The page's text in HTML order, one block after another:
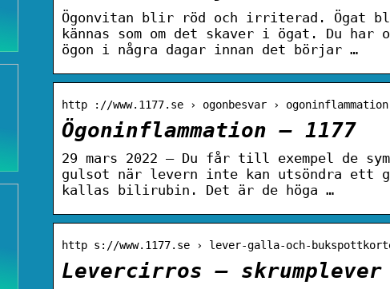
Ögonvitan blir röd och irriterad. Ögat
kännas som om det skaver i ögat. Du har
ögon i några dagar innan det börjar …
http ://www.1177.se › ogonbesvar › ogoninflammation
Ögoninflammation – 1177
29 mars 2022 — Du får till exempel de
gulsot när levern inte kan utsöndra ett
kallas bilirubin. Det är de höga …
http s://www.1177.se › lever-galla-och-
Levercirros – skrumplever